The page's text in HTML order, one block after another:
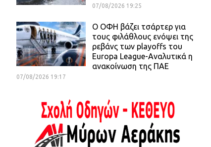
07/08/2026 19:25
Ο ΟΦΗ βάζει τσάρτερ για
τους φιλάθλους ενόψει της
ρεβάνς των playoffs του
Europa League-Αναλυτικά η
ανακοίνωση της ΠΑΕ
07/08/2026 19:17